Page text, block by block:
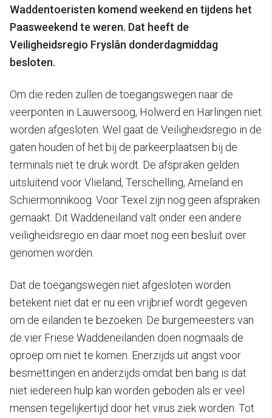
Waddentoeristen komend weekend en tijdens het
Paasweekend te weren. Dat heeft de
Veiligheidsregio Fryslân donderdagmiddag
besloten.
Om die reden zullen de toegangswegen naar de
veerponten in Lauwersoog, Holwerd en Harlingen niet
worden afgesloten. Wel gaat de Veiligheidsregio in de
gaten houden of het bij de parkeerplaatsen bij de
terminals niet te druk wordt. De afspraken gelden
uitsluitend voor Vlieland, Terschelling, Ameland en
Schiermonnikoog. Voor Texel zijn nog geen afspraken
gemaakt. Dit Waddeneiland valt onder een andere
veiligheidsregio en daar moet nog een besluit over
genomen worden.
Dat de toegangswegen niet afgesloten worden
betekent niet dat er nu een vrijbrief wordt gegeven
om de eilanden te bezoeken. De burgemeesters van
de vier Friese Waddeneilanden doen nogmaals de
oproep om niet te komen. Enerzijds uit angst voor
besmettingen en anderzijds omdat ben bang is dat
niet iedereen hulp kan worden geboden als er veel
mensen tegelijkertijd door het virus ziek worden. Tot